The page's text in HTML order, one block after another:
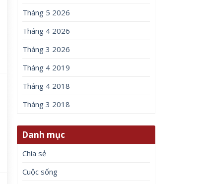
Tháng 5 2026
Tháng 4 2026
Tháng 3 2026
Tháng 4 2019
Tháng 4 2018
Tháng 3 2018
Danh mục
Chia sẻ
Cuộc sống